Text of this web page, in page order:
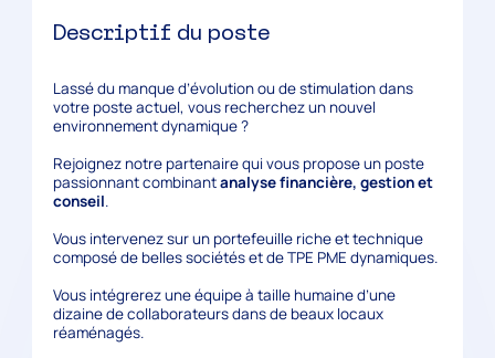
Descriptif du poste
Lassé du manque d’évolution ou de stimulation dans
votre poste actuel, vous recherchez un nouvel
environnement dynamique ?
Rejoignez notre partenaire qui vous propose un poste
passionnant combinantanalyse financière, gestion et
conseil.
Vous intervenez sur un portefeuille riche et technique
composé de belles sociétés et de TPE PME dynamiques.
Vous intégrerez une équipe à taille humaine d’une
dizaine de collaborateurs dans de beaux locaux
réaménagés.